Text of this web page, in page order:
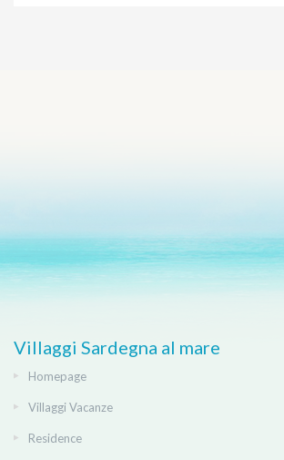
Villaggi Sardegna al mare
Homepage
Villaggi Vacanze
Residence